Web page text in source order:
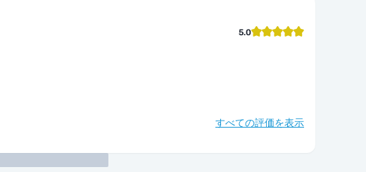
5.0
すべての評価を表示